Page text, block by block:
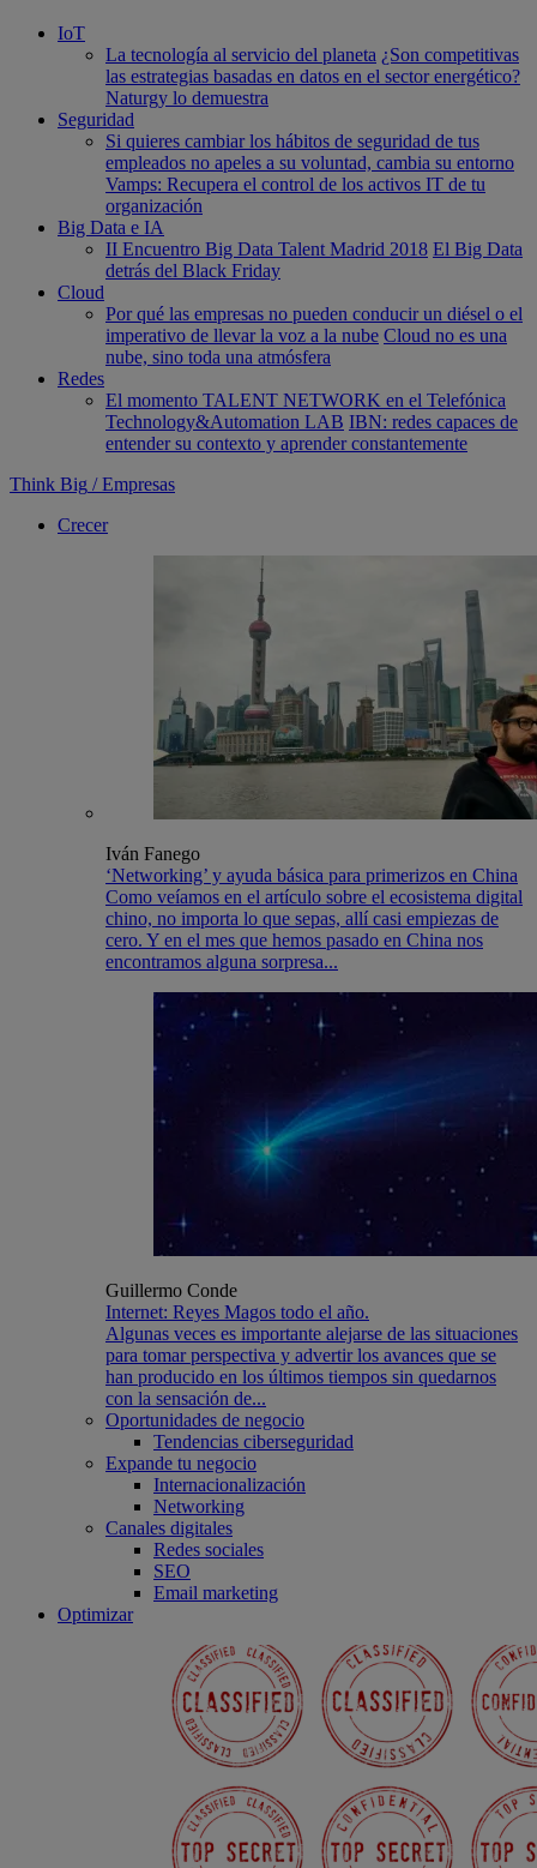
IoT
La tecnología al servicio del planeta ¿Son competitivas
las estrategias basadas en datos en el sector energético?
Naturgy lo demuestra
Seguridad
Si quieres cambiar los hábitos de seguridad de tus
empleados no apeles a su voluntad, cambia su entorno
Vamps: Recupera el control de los activos IT de tu
organización
Big Data e IA
II Encuentro Big Data Talent Madrid 2018 El Big Data
detrás del Black Friday
Cloud
Por qué las empresas no pueden conducir un diésel o el
imperativo de llevar la voz a la nube Cloud no es una
nube, sino toda una atmósfera
Redes
El momento TALENT NETWORK en el Telefónica
Technology&Automation LAB IBN: redes capaces de
entender su contexto y aprender constantemente
Think Big / Empresas
Crecer
Iván Fanego
‘Networking’ y ayuda básica para primerizos en China
Como veíamos en el artículo sobre el ecosistema digital
chino, no importa lo que sepas, allí casi empiezas de
cero. Y en el mes que hemos pasado en China nos
encontramos alguna sorpresa...
Guillermo Conde
Internet: Reyes Magos todo el año.
Algunas veces es importante alejarse de las situaciones
para tomar perspectiva y advertir los avances que se
han producido en los últimos tiempos sin quedarnos
con la sensación de...
Oportunidades de negocio
Tendencias ciberseguridad
Expande tu negocio
Internacionalización
Networking
Canales digitales
Redes sociales
SEO
Email marketing
Optimizar